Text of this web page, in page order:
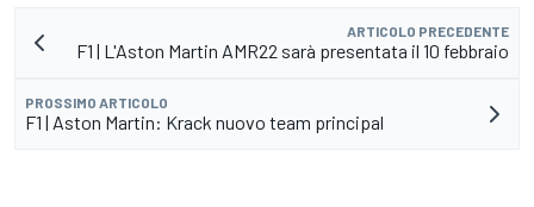
ARTICOLO PRECEDENTE
F1 | L'Aston Martin AMR22 sarà presentata il 10 febbraio
PROSSIMO ARTICOLO
F1 | Aston Martin: Krack nuovo team principal